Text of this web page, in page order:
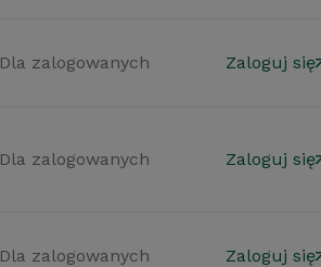
Dla zalogowanych Zaloguj się
Dla zalogowanych Zaloguj się
Dla zalogowanych Zaloguj się